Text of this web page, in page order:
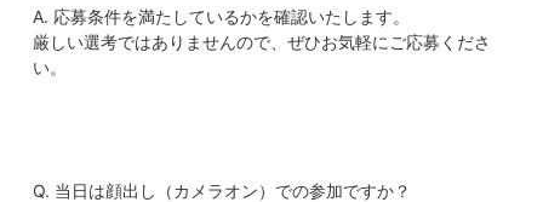
A. 応募条件を満たしているかを確認いたします。
厳しい選考ではありませんので、ぜひお気軽にご応募くださ
い。
Q. 当日は顔出し（カメラオン）での参加ですか？